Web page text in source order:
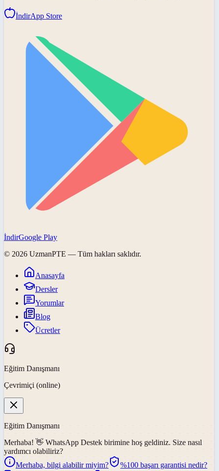
İndirApp Store
İndirGoogle Play
© 2026 UzmanPTE — Tüm hakları saklıdır.
Anasayfa
Dersler
Yorumlar
Blog
Ücretler
Eğitim Danışmanı
Çevrimiçi (online)
Eğitim Danışmanı
Merhaba! 👋 WhatsApp Destek birimine hoş geldiniz. Size nasıl
yardımcı olabiliriz?
Merhaba, bilgi alabilir miyim?
%100 başarı garantisi nedir?